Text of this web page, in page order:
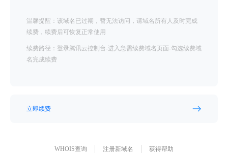
温馨提醒：该域名已过期，暂无法访问，请域名所有人及时完成
续费，续费后可恢复正常使用
续费路径：登录腾讯云控制台-进入急需续费域名页面-勾选续费域
名完成续费
立即续费
WHOIS查询 注册新域名 获得帮助